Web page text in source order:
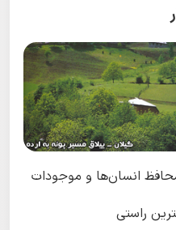
انسان‌ها و موجودات
راستی